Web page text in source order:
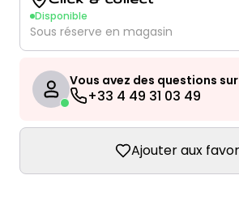
Disponible
Sous réserve en magasin
Vous avez des questions
+33 4 49 31 03 49
Ajouter aux